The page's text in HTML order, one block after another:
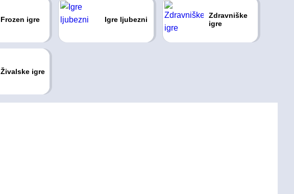
Frozen igre Igre ljubezni
Zdravniške
igre
Živalske igre